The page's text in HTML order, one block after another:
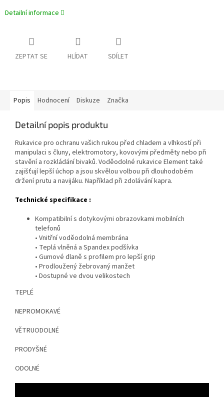
Detailní informace
ZEPTAT SE HLÍDAT SDÍLET
Popis Hodnocení Diskuze Značka
Detailní popis produktu
Rukavice pro ochranu vašich rukou před chladem a vlhkostí při
manipulaci s čluny, elektromotory, kovovými předměty nebo při
stavění a rozkládání bivaků. Voděodolné rukavice Element také
zajišťují lepší úchop a jsou skvělou volbou při dlouhodobém
držení prutu a navijáku. Například při zdolávání kapra.
Technické specifikace :
Kompatibilní s dotykovými obrazovkami mobilních
telefonů
• Vnitřní voděodolná membrána
• Teplá vlněná a Spandex podšívka
• Gumové dlaně s profilem pro lepší grip
• Prodloužený žebrovaný manžet
• Dostupné ve dvou velikostech
TEPLÉ
NEPROMOKAVÉ
VĚTRUODOLNÉ
PRODYŠNÉ
ODOLNÉ